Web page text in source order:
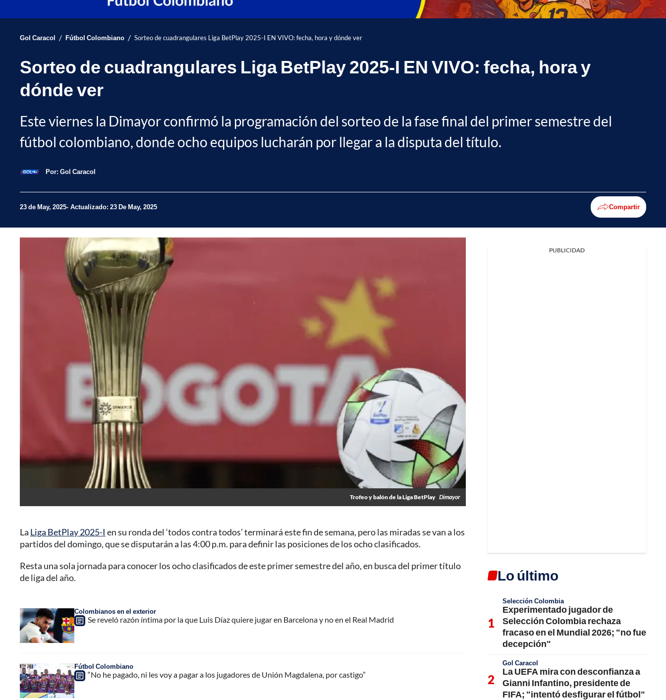
Gol Caracol / Fútbol Colombiano / Sorteo de cuadrangulares Liga BetPlay 2025-I EN VIVO: fecha, hora y dónde ver
Sorteo de cuadrangulares Liga BetPlay 2025-I EN VIVO: fecha, hora y
dónde ver
Este viernes la Dimayor confirmó la programación del sorteo de la fase final del primer semestre del
fútbol colombiano, donde ocho equipos lucharán por llegar a la disputa del título.
Por: Gol Caracol
23 de May, 2025 Actualizado: 23 De May, 2025 Compartir
Trofeo y balón de la Liga BetPlay Dimayor
La Liga BetPlay 2025-I en su ronda del ‘todos contra todos’ terminará este fin de semana, pero las miradas se van a los
partidos del domingo, que se disputarán a las 4:00 p.m. para definir las posiciones de los ocho clasificados.
Resta una sola jornada para conocer los ocho clasificados de este primer semestre del año, en busca del primer título
de liga del año.
Colombianos en el exterior
Se reveló razón íntima por la que Luis Díaz quiere jugar en Barcelona y no en el Real Madrid
Fútbol Colombiano
“No he pagado, ni les voy a pagar a los jugadores de Unión Magdalena, por castigo”
PUBLICIDAD
Lo último
Selección Colombia
Experimentado jugador de
Selección Colombia rechaza
fracaso en el Mundial 2026; "no fue
decepción"
Gol Caracol
La UEFA mira con desconfianza a
Gianni Infantino, presidente de
FIFA; "intentó desfigurar el fútbol"